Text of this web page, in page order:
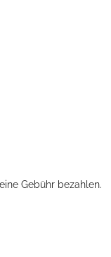
Gebühr bezahlen.